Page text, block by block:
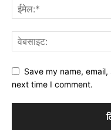
Save my name,
next time I comment.